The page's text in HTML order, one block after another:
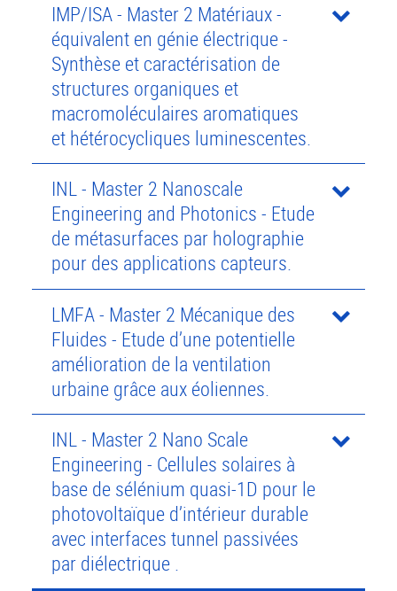
IMP/ISA - Master 2 Matériaux -
équivalent en génie électrique -
Synthèse et caractérisation de
structures organiques et
macromoléculaires aromatiques
et hétérocycliques luminescentes.
INL - Master 2 Nanoscale
Engineering and Photonics - Etude
de métasurfaces par holographie
pour des applications capteurs.
LMFA - Master 2 Mécanique des
Fluides - Etude d’une potentielle
amélioration de la ventilation
urbaine grâce aux éoliennes.
INL - Master 2 Nano Scale
Engineering - Cellules solaires à
base de sélénium quasi-1D pour le
photovoltaïque d’intérieur durable
avec interfaces tunnel passivées
par diélectrique .